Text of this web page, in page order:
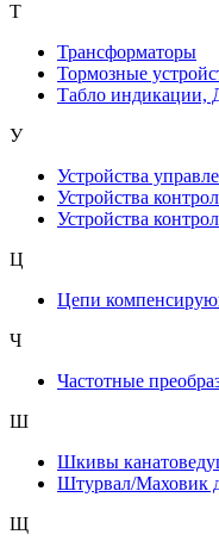
Т
Трансформаторы
Тормозные
Табло индикации,
У
Устройства
Устройства
Устройства
Ц
Цепи
Ч
Частотные
Ш
Шкивы
Штурвал/Маховик
Щ